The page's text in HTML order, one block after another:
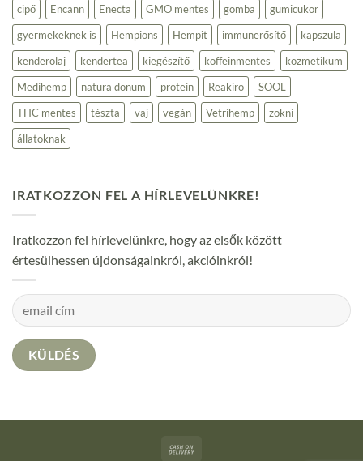
cipő
Encann Enecta GMO mentes gomba
gumicukor
gyermekeknek is
Hempions Hempit immunerősítő
kapszula
kenderolaj
kendertea kiegészítő koffeinmentes
kozmetikum
Medihemp
natura donum protein Reakiro
SOOL
THC mentes
tészta vaj vegán Vetrihemp
zokni
állatoknak
IRATKOZZON FEL A HÍRLEVELÜNKRE!
Iratkozzon fel hírlevelünkre, hogy az elsők között
értesülhessen újdonságainkról, akcióinkról!